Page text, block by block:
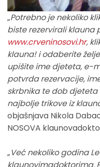
„Potrebno je nekoliko
biste rezervirali klauna
www.crveninosovi.hr,
klauna! i odaberite
upišite ime djeteta, e-
potvrda rezervacije,
skrbnika te dob
najbolje trikove iz
objašnjava Nikola
NOSOVA
„Već nekoliko godina
klaunovimadoktorima.